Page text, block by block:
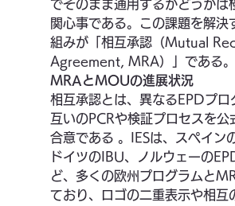
でそのまま通用するかどうかは
関心事である。この課題を解決
組みが「相互承認（Mutual
Agreement, MRA）」である。
MRAとMOUの進展状況
相互承認とは、異なるEPDプロ
互いのPCRや検証プロセスを公
合意である 。IESは、スペイン
ドイツのIBU、ノルウェーの
ど、多くの欧州プログラムと
ており、ロゴの二重表示や相互